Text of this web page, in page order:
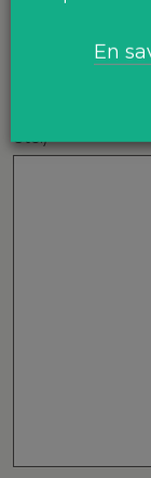
Question,
part de toute
importante
etc.)
En